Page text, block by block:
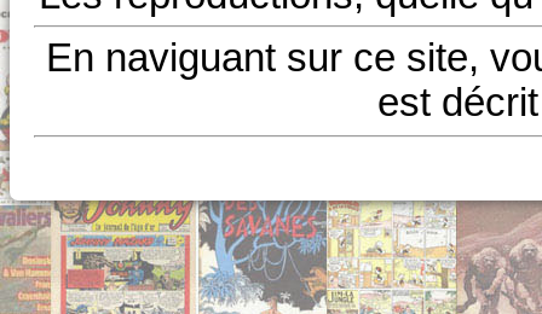
En naviguant sur ce site,
est